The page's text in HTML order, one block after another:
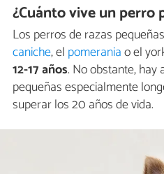
¿Cuánto vive un perro
Los perros de razas
caniche, el pomeraniao el
12-17 años. No obstante, hay
pequeñas especialmente
superar los 20 años de vida.